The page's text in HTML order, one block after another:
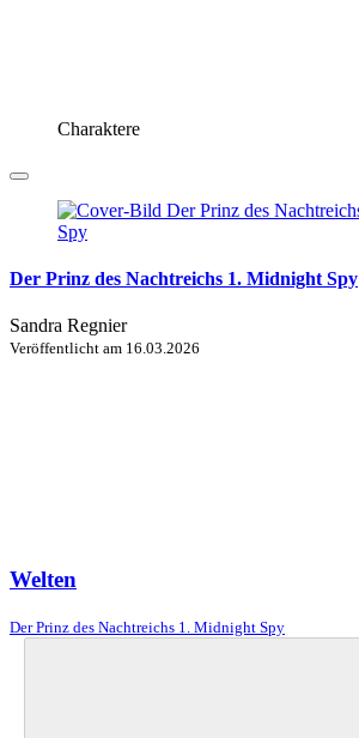
Charaktere
Der Prinz des Nachtreichs 1. Midnight Spy
Sandra Regnier
Veröffentlicht am 16.03.2026
Welten
Der Prinz des Nachtreichs 1. Midnight Spy